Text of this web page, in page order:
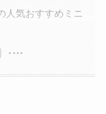
人気おすすめミニ